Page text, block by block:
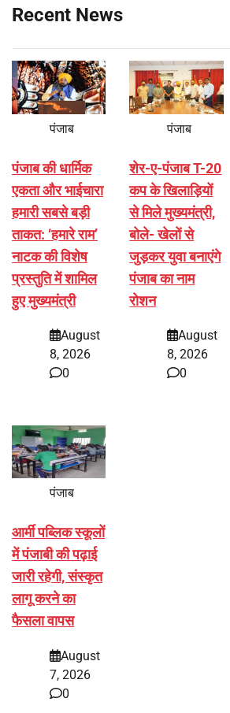
Recent News
पंजाब
पंजाब की धार्मिक
एकता और भाईचारा
हमारी सबसे बड़ी
ताकत: ‘हमारे राम’
नाटक की विशेष
प्रस्तुति में शामिल
हुए मुख्यमंत्री
August
8, 2026
0
पंजाब
शेर-ए-पंजाब T-20
कप के खिलाड़ियों
से मिले मुख्यमंत्री,
बोले- खेलों से
जुड़कर युवा बनाएंगे
पंजाब का नाम
रोशन
August
8, 2026
0
पंजाब
आर्मी पब्लिक स्कूलों
में पंजाबी की पढ़ाई
जारी रहेगी, संस्कृत
लागू करने का
फैसला वापस
August
7, 2026
0